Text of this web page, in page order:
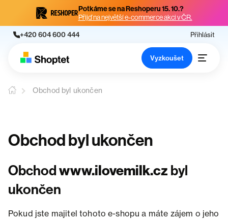
Potkáme se na Reshoperu 15. 10.?
Přijď na největší e-commerce akci v ČR.
+420 604 600 444 Přihlásit
Vyzkoušet
Obchod byl ukončen
Obchod byl ukončen
Obchodwww.ilovemilk.cz byl
ukončen
Pokud jste majitel tohoto e-shopu a máte zájem o jeho